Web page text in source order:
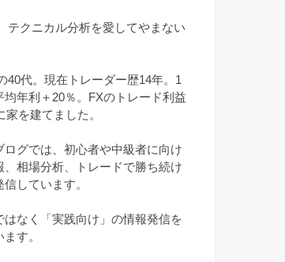
テクニカル分析を愛してやまない
40代。現在トレーダー歴14年。1
均年利＋20％。FXのトレード利益
家を建てました。
ログでは、初心者や中級者に向け
、相場分析、トレードで勝ち続け
しています。
はなく「実践向け」の情報発信を
す。